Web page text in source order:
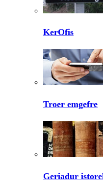
KerOfis
Troer emgefre
Geriadur